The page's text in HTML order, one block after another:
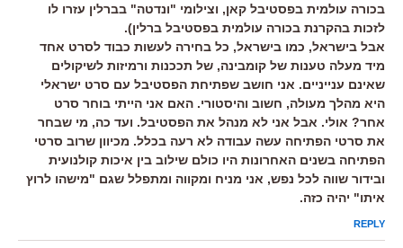
בכורה עולמית בפסטיבל קאן, וצילומי "ונדטה" בברלין עזרו לו
לזכות בהקרנת בכורה עולמית בפסטיבל ברלין).
אבל בישראל, כמו בישראל, כל בחירה לעשות כבוד לסרט אחד
מיד מעלה טענות של קומבינה, של תככנות ורמיזות לשיקולים
שאינם ענייניים. אני חושב שפתיחת הפסטיבל עם סרט ישראלי
היא מהלך מעולה, חשוב והיסטורי. האם אני הייתי בוחר סרט
אחר? אולי. אבל אני לא מנהל את הפסטיבל. ועד כה, מי שבחר
את סרטי הפתיחה עשה עבודה לא רעה בכלל. מכיוון שרוב סרטי
הפתיחה בשנים האחרונות היו כולם שילוב בין איכות קולנועית
ובידור שווה לכל נפש, אני מניח ומקווה ומתפלל שגם "מישהו לרוץ
איתו" יהיה כזה.
REPLY